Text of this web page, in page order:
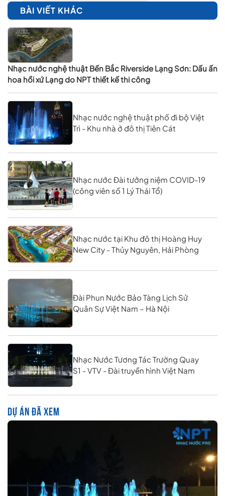
BÀI VIẾT KHÁC
Nhạc nước nghệ thuật Bến Bắc Riverside Lạng Sơn: Dấu ấn
hoa hồi xứ Lạng do NPT thiết kế thi công
Nhạc nước nghệ thuật phố đi bộ Việt
Trì - Khu nhà ở đô thị Tiên Cát
Nhạc nước Đài tưởng niệm COVID-19
(công viên số 1 Lý Thái Tổ)
Nhạc nước tại Khu đô thị Hoàng Huy
New City - Thủy Nguyên, Hải Phòng
Đài Phun Nước Bảo Tàng Lịch Sử
Quân Sự Việt Nam – Hà Nội
Nhạc Nước Tương Tác Trường Quay
S1 - VTV - Đài truyền hình Việt Nam
DỰ ÁN ĐÃ XEM